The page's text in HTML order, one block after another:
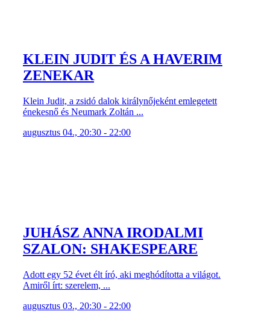
KLEIN JUDIT ÉS A HAVERIM
ZENEKAR
Klein Judit, a zsidó dalok királynőjeként emlegetett
énekesnő és Neumark Zoltán ...
augusztus 04., 20:30 - 22:00
JUHÁSZ ANNA IRODALMI
SZALON: SHAKESPEARE
Adott egy 52 évet élt író, aki meghódította a világot.
Amiről írt: szerelem, ...
augusztus 03., 20:30 - 22:00